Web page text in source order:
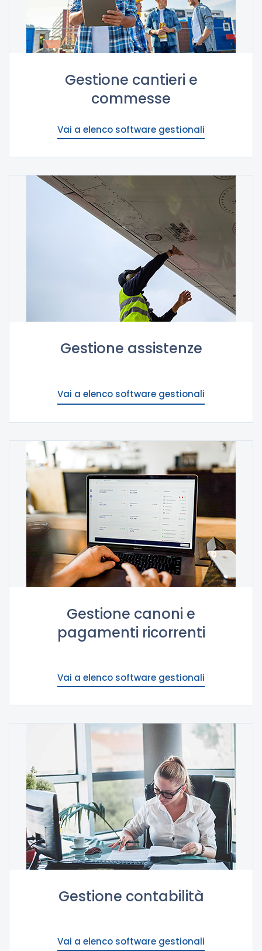
Gestione cantieri e
commesse
Vai a elenco software gestionali
Gestione assistenze
Vai a elenco software gestionali
Gestione canoni e
pagamenti ricorrenti
Vai a elenco software gestionali
Gestione contabilità
Vai a elenco software gestionali